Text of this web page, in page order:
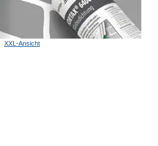
XXL-Ansicht